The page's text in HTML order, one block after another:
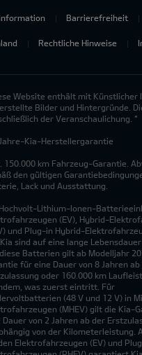
Barrierefreiheit
Rechtliche Hinweise
Website enthält mit Künstlicher
Bilder und Hintergründe.
der Veranschaulichung. *
Kia-Herstellergarantie
150.000 km Fahrzeug-Garantie.
den gültigen
Lack und Ausstattung.
Lithium-Ionen-
(EV), Hybrid-
und Plug-in Hybrid-
sind auf eine lange
Batterien gilt ab Modelljahr
für eine Dauer von 8 Jahren ab
oder 160.000 km
was zuerst eintritt. Für
(48 V und 12 V) in
(MHEV) gilt die Kia-
Dauer von 2 Jahren ab der
von der Kilometerleistung.
Elektrofahrzeugen (EV) und